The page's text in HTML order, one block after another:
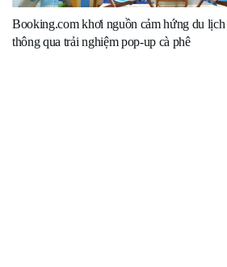
Booking.com khơi nguồn cảm hứng du
thông qua trải nghiệm pop-up cà phê